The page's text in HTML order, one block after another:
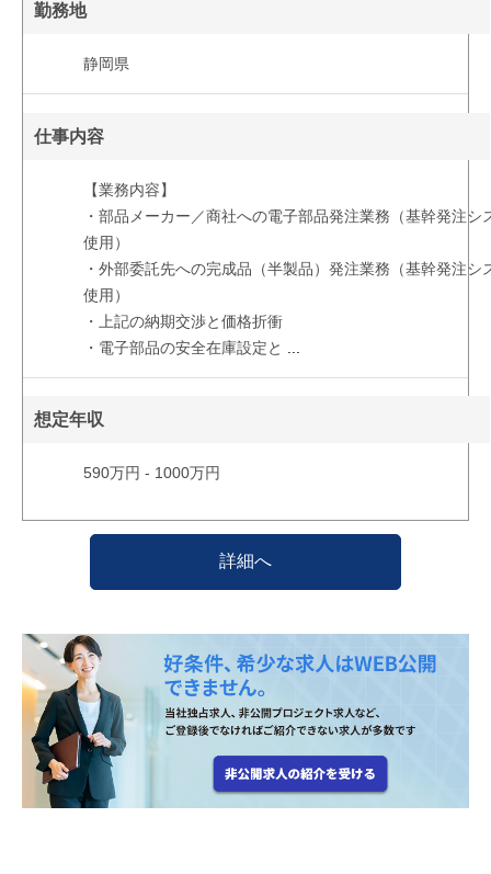
勤務地
静岡県
仕事内容
【業務内容】
・部品メーカー／商社への電子部品発注業務（基幹発注シ
使用）
・外部委託先への完成品（半製品）発注業務（基幹発注シ
使用）
・上記の納期交渉と価格折衝
・電子部品の安全在庫設定と
想定年収
590万円 - 1000万円
詳細へ